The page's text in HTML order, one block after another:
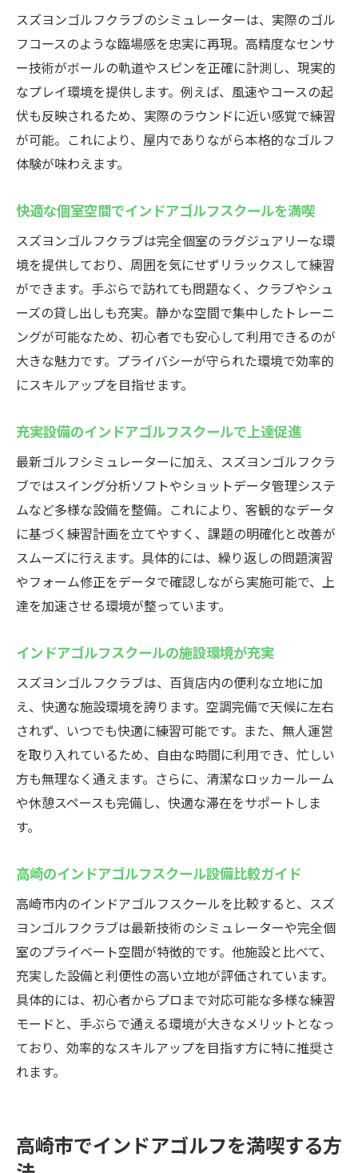
スズヨンゴルフクラブのシミュレーターは、実際のゴル
フコースのような臨場感を忠実に再現。高精度なセンサ
ー技術がボールの軌道やスピンを正確に計測し、現実的
なプレイ環境を提供します。例えば、風速やコースの起
伏も反映されるため、実際のラウンドに近い感覚で練習
が可能。これにより、屋内でありながら本格的なゴルフ
体験が味わえます。
快適な個室空間でインドアゴルフスクールを満喫
スズヨンゴルフクラブは完全個室のラグジュアリーな環
境を提供しており、周囲を気にせずリラックスして練習
ができます。手ぶらで訪れても問題なく、クラブやシュ
ーズの貸し出しも充実。静かな空間で集中したトレーニ
ングが可能なため、初心者でも安心して利用できるのが
大きな魅力です。プライバシーが守られた環境で効率的
にスキルアップを目指せます。
充実設備のインドアゴルフスクールで上達促進
最新ゴルフシミュレーターに加え、スズヨンゴルフクラ
ブではスイング分析ソフトやショットデータ管理システ
ムなど多様な設備を整備。これにより、客観的なデータ
に基づく練習計画を立てやすく、課題の明確化と改善が
スムーズに行えます。具体的には、繰り返しの問題演習
やフォーム修正をデータで確認しながら実施可能で、上
達を加速させる環境が整っています。
インドアゴルフスクールの施設環境が充実
スズヨンゴルフクラブは、百貨店内の便利な立地に加
え、快適な施設環境を誇ります。空調完備で天候に左右
されず、いつでも快適に練習可能です。また、無人運営
を取り入れているため、自由な時間に利用でき、忙しい
方も無理なく通えます。さらに、清潔なロッカールーム
や休憩スペースも完備し、快適な滞在をサポートしま
す。
高崎のインドアゴルフスクール設備比較ガイド
高崎市内のインドアゴルフスクールを比較すると、スズ
ヨンゴルフクラブは最新技術のシミュレーターや完全個
室のプライベート空間が特徴的です。他施設と比べて、
充実した設備と利便性の高い立地が評価されています。
具体的には、初心者からプロまで対応可能な多様な練習
モードと、手ぶらで通える環境が大きなメリットとなっ
ており、効率的なスキルアップを目指す方に特に推奨さ
れます。
高崎市でインドアゴルフを満喫する方